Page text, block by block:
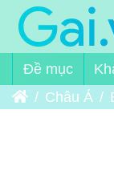
Đề mục
Trang chủ
Châu Á